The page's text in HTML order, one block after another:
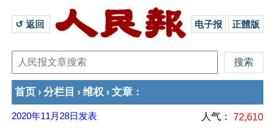
↺ 返回 电子报 正體版
首页 › 分栏目 › 维权 › 文章 ：
2020年11月28日 发表 人气： 72,610